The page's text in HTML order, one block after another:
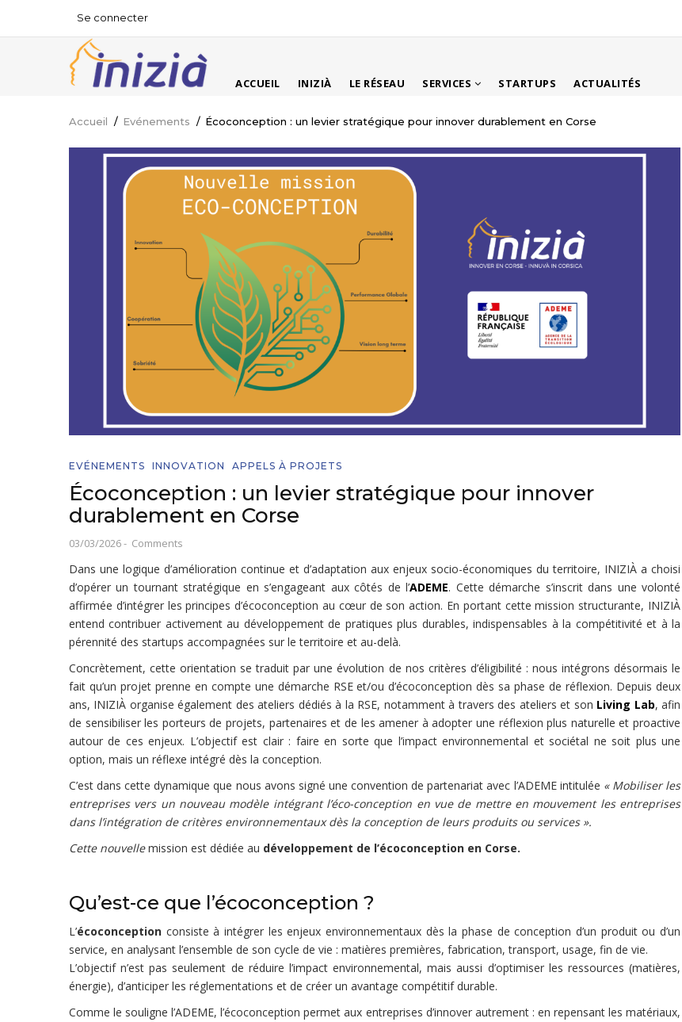
USER
ACCOUNT
MENU
Se connecter
NAVIGATION
ACCUEIL INIZIÀ LE RÉSEAU SERVICES STARTUPS ACTUALITÉS
Fil
d'Ariane
Accueil / Evénements / Écoconception : un levier stratégique pour innover durablement en Corse
EVÉNEMENTS INNOVATION APPELS À PROJETS
Écoconception : un levier stratégique pour innover
durablement en Corse
03/03/2026- Comments
Dans une logique d’amélioration continue et d’adaptation aux enjeux socio-économiques du territoire, INIZIÀ a choisi
d’opérer un tournant stratégique en s’engageant aux côtés de l’ADEME. Cette démarche s’inscrit dans une volonté
affirmée d’intégrer les principes d’écoconception au cœur de son action. En portant cette mission structurante, INIZIÀ
entend contribuer activement au développement de pratiques plus durables, indispensables à la compétitivité et à la
pérennité des startups accompagnées sur le territoire et au-delà.
Concrètement, cette orientation se traduit par une évolution de nos critères d’éligibilité : nous intégrons désormais le
fait qu’un projet prenne en compte une démarche RSE et/ou d’écoconception dès sa phase de réflexion. Depuis deux
ans, INIZIÀ organise également des ateliers dédiés à la RSE, notamment à travers des ateliers et son Living Lab, afin
de sensibiliser les porteurs de projets, partenaires et de les amener à adopter une réflexion plus naturelle et proactive
autour de ces enjeux. L’objectif est clair : faire en sorte que l’impact environnemental et sociétal ne soit plus une
option, mais un réflexe intégré dès la conception.
C’est dans cette dynamique que nous avons signé une convention de partenariat avec l’ADEME intitulée « Mobiliser les
entreprises vers un nouveau modèle intégrant l’éco-conception en vue de mettre en mouvement les entreprises
dans l’intégration de critères environnementaux dès la conception de leurs produits ou services ».
Cette nouvellemission est dédiée au développement de l’écoconception en Corse.
Qu’est-ce que l’écoconception ?
L’écoconception consiste à intégrer les enjeux environnementaux dès la phase de conception d’un produit ou d’un
service, en analysant l’ensemble de son cycle de vie : matières premières, fabrication, transport, usage, fin de vie.
L’objectif n’est pas seulement de réduire l’impact environnemental, mais aussi d’optimiser les ressources (matières,
énergie), d’anticiper les réglementations et de créer un avantage compétitif durable.
Comme le souligne l’ADEME, l’écoconception permet aux entreprises d’innover autrement : en repensant les matériaux,